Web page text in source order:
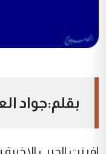
بقلم:جواد
افرزت الحرب